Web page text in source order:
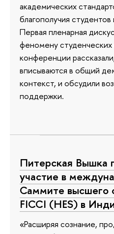
академических
благополучия
Первая пленарная
феномену
конференции
вписываются в общий
контекст, и обсудили
поддержки.
Питерская Вышка
участие в
Саммите высшего
FICCI (HES) в
«Расширяя сознание,